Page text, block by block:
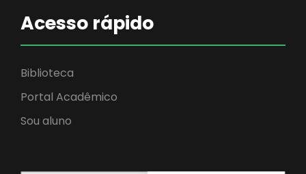
Acesso rápido
Biblioteca
Portal Acadêmico
Sou aluno